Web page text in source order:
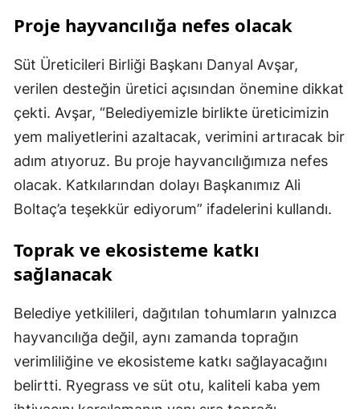
Proje hayvancılığa nefes olacak
Süt Üreticileri Birliği Başkanı Danyal Avşar,
verilen desteğin üretici açısından önemine dikkat
çekti. Avşar, “Belediyemizle birlikte üreticimizin
yem maliyetlerini azaltacak, verimini artıracak bir
adım atıyoruz. Bu proje hayvancılığımıza nefes
olacak. Katkılarından dolayı Başkanımız Ali
Boltaç’a teşekkür ediyorum” ifadelerini kullandı.
Toprak ve ekosisteme katkı
sağlanacak
Belediye yetkilileri, dağıtılan tohumların yalnızca
hayvancılığa değil, aynı zamanda toprağın
verimliliğine ve ekosisteme katkı sağlayacağını
belirtti. Ryegrass ve süt otu, kaliteli kaba yem